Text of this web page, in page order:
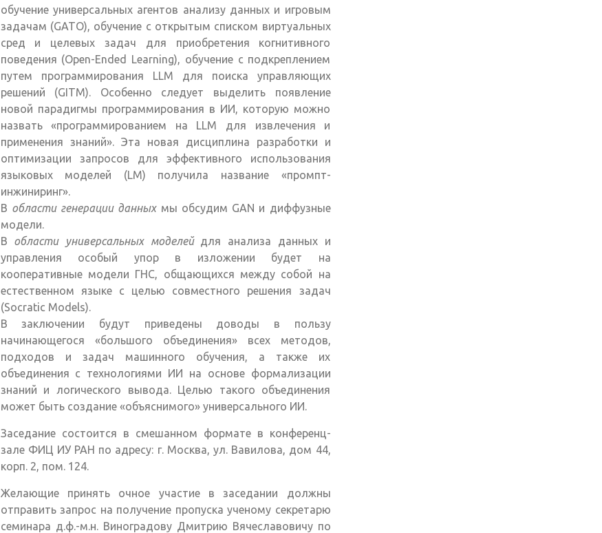
обучение универсальных агентов анализу данных и игровым
задачам (GATO), обучение с открытым списком виртуальных
сред и целевых задач для приобретения когнитивного
поведения (Open-Ended Learning), обучение с подкреплением
путем программирования LLM для поиска управляющих
решений (GITM). Особенно следует выделить появление
новой парадигмы программирования в ИИ, которую можно
назвать «программированием на LLM для извлечения и
применения знаний». Эта новая дисциплина разработки и
оптимизации запросов для эффективного использования
языковых моделей (LM) получила название «промпт-
инжиниринг».
В области генерации данныхмы обсудим GAN и диффузные
модели.
В области универсальных моделей для анализа данных и
управления особый упор в изложении будет на
кооперативные модели ГНС, общающихся между собой на
естественном языке с целью совместного решения задач
(Socratic Models).
В заключении будут приведены доводы в пользу
начинающегося «большого объединения» всех методов,
подходов и задач машинного обучения, а также их
объединения с технологиями ИИ на основе формализации
знаний и логического вывода. Целью такого объединения
может быть создание «объяснимого» универсального ИИ.
Заседание состоится в смешанном формате в конференц-
зале ФИЦ ИУ РАН по адресу: г. Москва, ул. Вавилова, дом 44,
корп. 2, пом. 124.
Желающие принять очное участие в заседании должны
отправить запрос на получение пропуска ученому секретарю
семинара д.ф.-м.н. Виноградову Дмитрию Вячеславовичу по